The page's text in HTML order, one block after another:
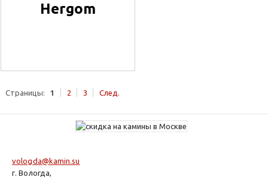
Hergom
Страницы: 1 2 3 След.
vologda@kamin.su
г. Вологда,